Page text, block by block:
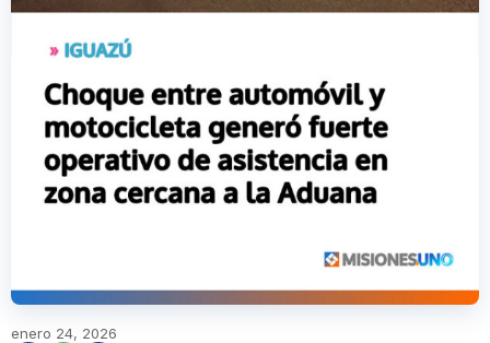
enero 24, 2026